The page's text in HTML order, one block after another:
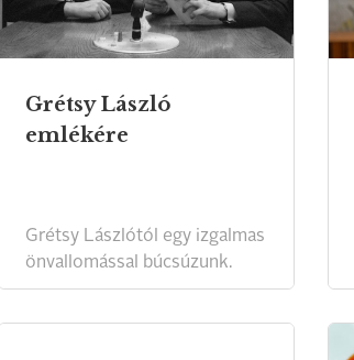
Grétsy László
emlékére
Grétsy Lászlótól egy izgalmas
önvallomással búcsúzunk.